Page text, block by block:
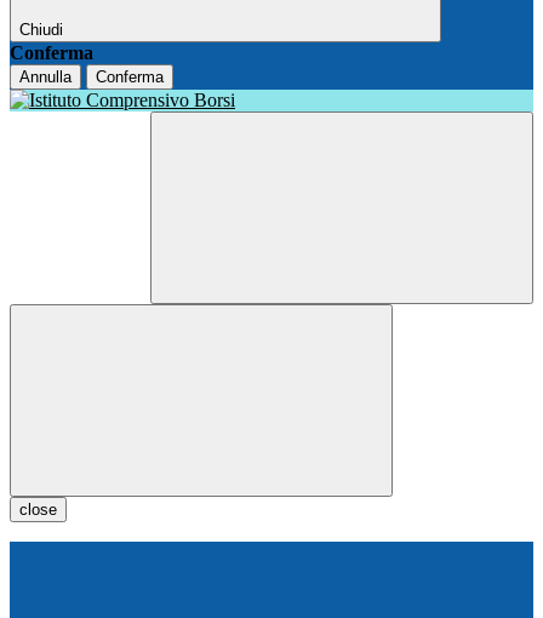
Chiudi
Conferma
Annulla Conferma
close